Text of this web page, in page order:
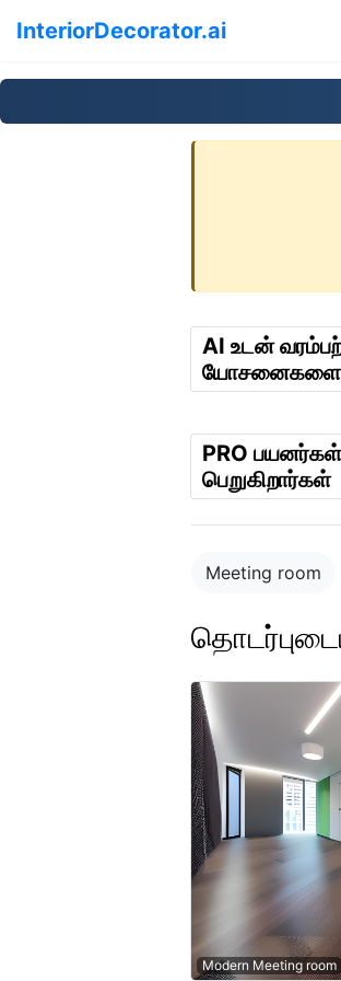
InteriorDecorator.ai
AI உடன்
யோசனைகளை
PRO
பெறுகிறார்கள்
Meeting room
Modern Meeting room